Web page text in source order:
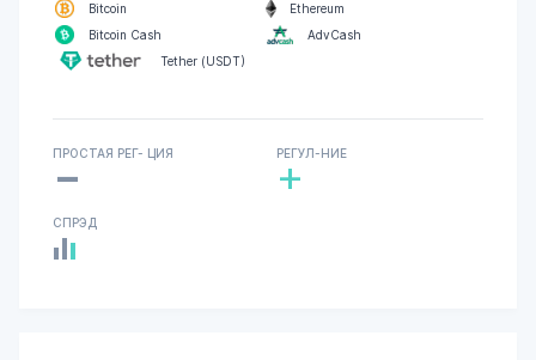
Bitcoin
Ethereum
Bitcoin Cash
AdvCash
Tether (USDT)
ПРОСТАЯ РЕГ- ЦИЯ
- РЕГУЛ-НИЕ
+
СПРЭД